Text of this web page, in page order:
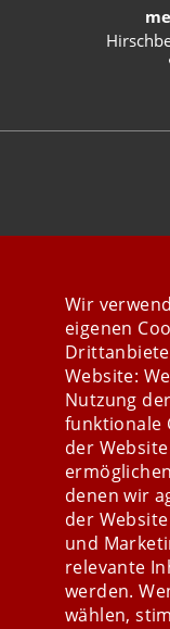
Wir
eigenen
Website:
Nutzung
funktionale
der
denen wir
der
und
relevante
werden.
wählen,